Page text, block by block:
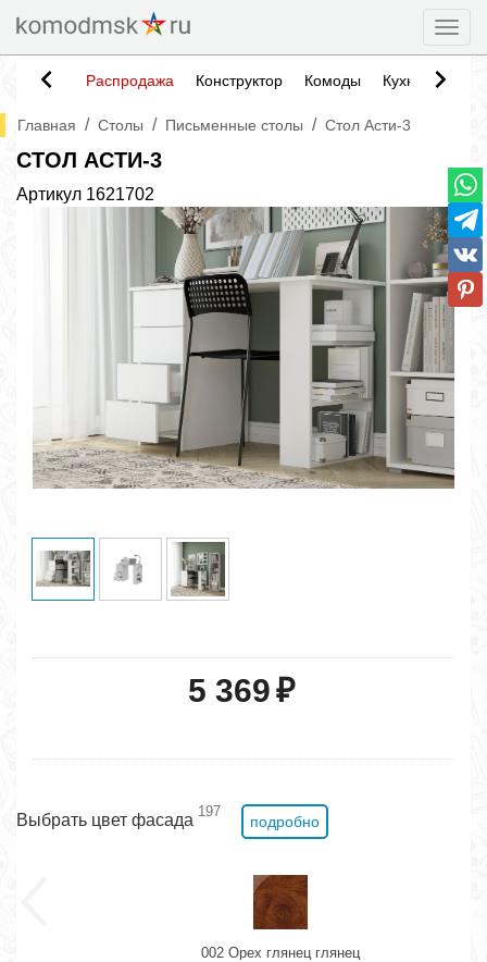
Распродажа Конструктор Комоды Кухни
Главная / Столы / Письменные столы / Стол Асти-3
СТОЛ АСТИ-3
Артикул 1621702
5 369₽
Выбрать цвет фасада 197
подробно
002 Орех глянец глянец